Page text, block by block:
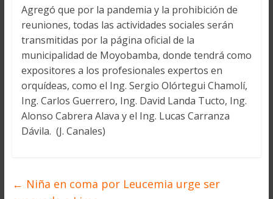
Agregó que por la pandemia y la prohibición de
reuniones, todas las actividades sociales serán
transmitidas por la página oficial de la
municipalidad de Moyobamba, donde tendrá como
expositores a los profesionales expertos en
orquídeas, como el Ing. Sergio Olórtegui Chamolí,
Ing. Carlos Guerrero, Ing. David Landa Tucto, Ing.
Alonso Cabrera Alava y el Ing. Lucas Carranza
Dávila. (J. Canales)
← Niña en coma por Leucemia urge ser